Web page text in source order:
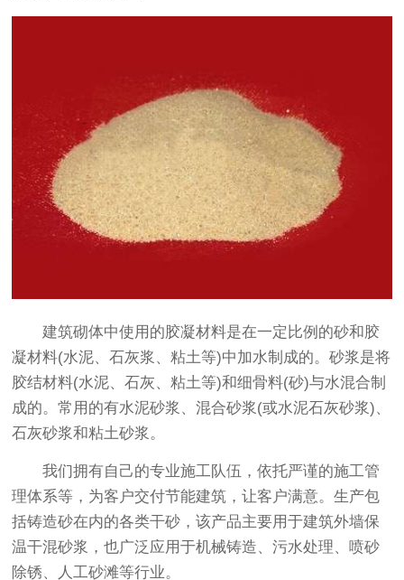
建筑砌体中使用的胶凝材料是在一定比例的砂和胶
凝材料(水泥、石灰浆、粘土等)中加水制成的。砂浆是将
胶结材料(水泥、石灰、粘土等)和细骨料(砂)与水混合制
成的。常用的有水泥砂浆、混合砂浆(或水泥石灰砂浆)、
石灰砂浆和粘土砂浆。
我们拥有自己的专业施工队伍，依托严谨的施工管
理体系等，为客户交付节能建筑，让客户满意。生产包
括铸造砂在内的各类干砂，该产品主要用于建筑外墙保
温干混砂浆，也广泛应用于机械铸造、污水处理、喷砂
除锈、人工砂滩等行业。